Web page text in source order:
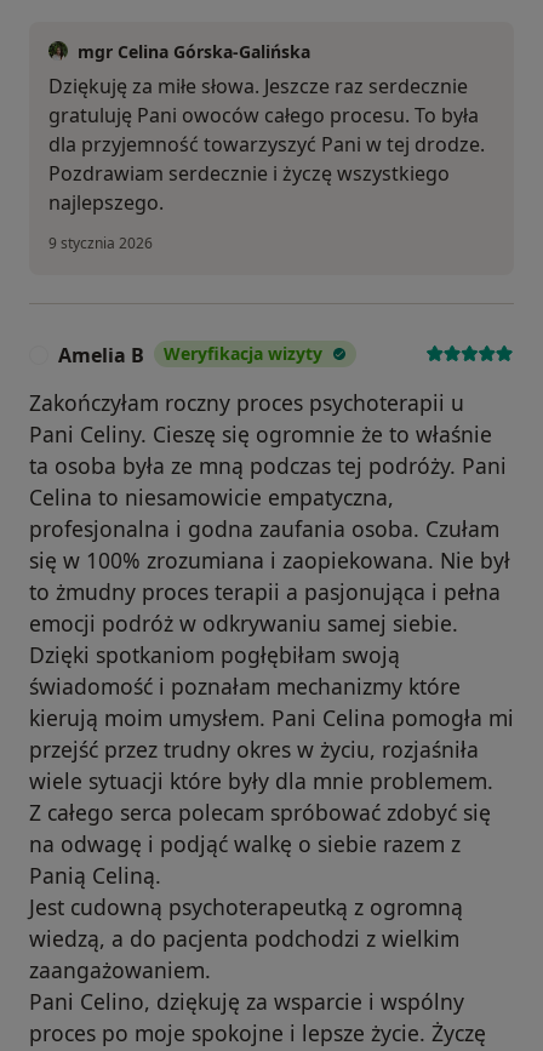
mgr Celina Górska-Galińska
Dziękuję za miłe słowa. Jeszcze raz serdecznie
gratuluję Pani owoców całego procesu. To była
dla przyjemność towarzyszyć Pani w tej drodze.
Pozdrawiam serdecznie i życzę wszystkiego
najlepszego.
9 stycznia 2026
Amelia B Weryfikacja wizyty
Zakończyłam roczny proces psychoterapii u
Pani Celiny. Cieszę się ogromnie że to właśnie
ta osoba była ze mną podczas tej podróży. Pani
Celina to niesamowicie empatyczna,
profesjonalna i godna zaufania osoba. Czułam
się w 100% zrozumiana i zaopiekowana. Nie był
to żmudny proces terapii a pasjonująca i pełna
emocji podróż w odkrywaniu samej siebie.
Dzięki spotkaniom pogłębiłam swoją
świadomość i poznałam mechanizmy które
kierują moim umysłem. Pani Celina pomogła mi
przejść przez trudny okres w życiu, rozjaśniła
wiele sytuacji które były dla mnie problemem.
Z całego serca polecam spróbować zdobyć się
na odwagę i podjąć walkę o siebie razem z
Panią Celiną.
Jest cudowną psychoterapeutką z ogromną
wiedzą, a do pacjenta podchodzi z wielkim
zaangażowaniem.
Pani Celino, dziękuję za wsparcie i wspólny
proces po moje spokojne i lepsze życie. Życzę